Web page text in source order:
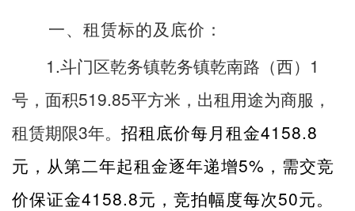
一、租赁标的及底价：
1.斗门区乾务镇乾务镇乾南路（西） 1
号，面积519.85平方米，出租用途为商服，
租赁期限3年。 招租底价每月租金4158.8
元，从第二年起租金逐年递增5% ，需交竞
价保证金4158.8元，竞拍幅度每次50元。